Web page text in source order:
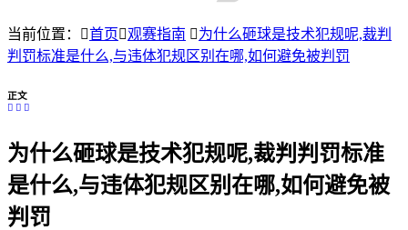
当前位置： 首页 观赛指南
为什么砸球是技术犯规呢,裁判
判罚标准是什么,与违体犯规区别在哪,如何避免被判罚
正文
为什么砸球是技术犯规呢,裁判判罚标准
是什么,与违体犯规区别在哪,如何避免被
判罚